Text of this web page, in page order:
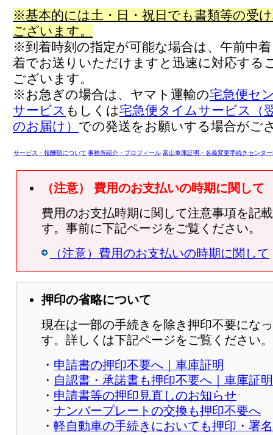
※基本的には土・日・祝日でも書類等の受
ございます。
※到着時刻の指定が可能な場合は、午前中
着でお送りいただけますと迅速に対応する
ございます。
※お急ぎの場合は、ヤマト運輸の宅急便セ
サービス もしくは宅急便タイムサービス（
のお届け） での発送をお願いする場合がご
サービス・報酬額について 事務所紹介・プロフィール 富山車庫証明・名義変更手続きセンタ
（注意） 費用のお支払いの時期に関して
費用のお支払時期に関して注意事項を記
す。事前に下記ページをご覧ください。
（注意）費用のお支払いの時期に関して
押印の省略について
現在は一部の手続きを除き押印不要にな
す。詳しくは下記ページをご覧ください。
・ 申請書の押印不要へ｜車庫証明
・ 自認書・承諾書も押印不要へ｜車庫証明
・ 申請書等の押印見直しのお知らせ
・ ナンバープレートの交換も押印不要へ
・ 軽自動車の手続きにおいても押印・署